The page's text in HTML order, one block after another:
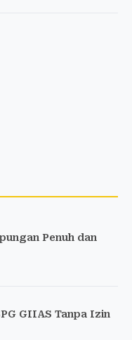
Penuh dan
GIIAS Tanpa Izin